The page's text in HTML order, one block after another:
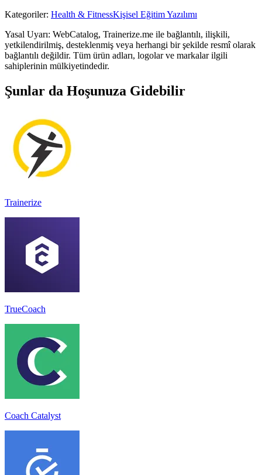
Kategoriler: Health & FitnessKişisel Eğitim Yazılımı
Yasal Uyarı: WebCatalog, Trainerize.me ile bağlantılı, ilişkili,
yetkilendirilmiş, desteklenmiş veya herhangi bir şekilde resmî olarak
bağlantılı değildir. Tüm ürün adları, logolar ve markalar ilgili
sahiplerinin mülkiyetindedir.
Şunlar da Hoşunuza Gidebilir
Trainerize
TrueCoach
Coach Catalyst